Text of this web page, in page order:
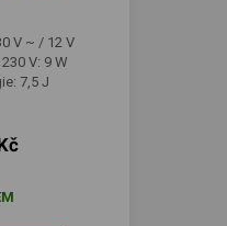
V ~ / 12 V
V: 9 W
7,5 J